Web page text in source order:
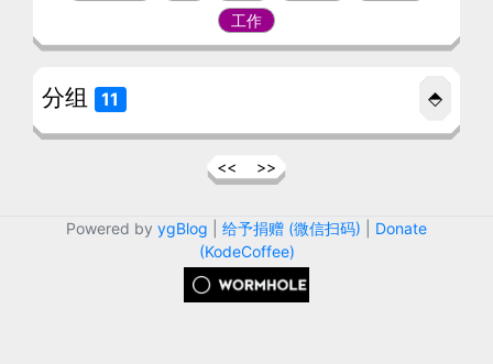
<< >>
工作
分组 11 ⬘
Powered by ygBlog 给予捐赠 (微信扫码)
Donate
(KodeCoffee)